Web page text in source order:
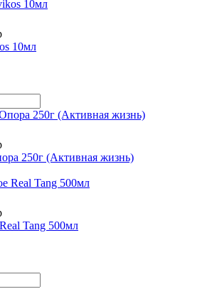
10мл
250г (Активная жизнь)
Tang 500мл